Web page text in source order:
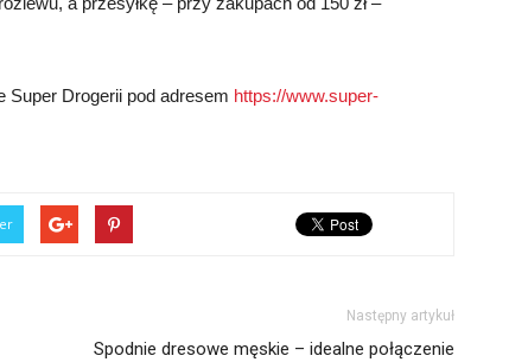
Super Drogerii pod adresem https://www.super-
Następny artykuł
Spodnie dresowe męskie – idealne połączenie